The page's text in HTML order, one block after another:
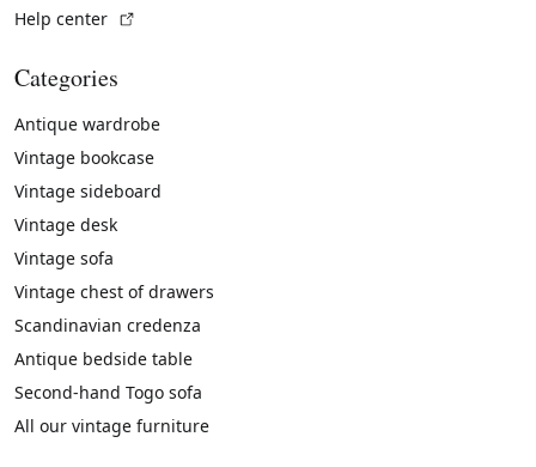
Help center
Categories
Antique wardrobe
Vintage bookcase
Vintage sideboard
Vintage desk
Vintage sofa
Vintage chest of drawers
Scandinavian credenza
Antique bedside table
Second-hand Togo sofa
All our vintage furniture